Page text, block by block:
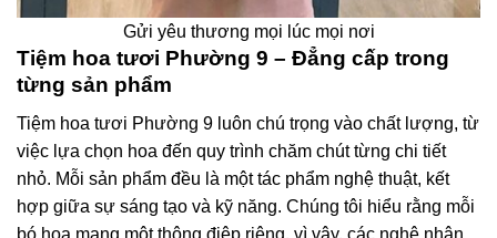
Gửi yêu thương mọi lúc mọi nơi
Tiệm hoa tươi Phường 9 – Đẳng cấp trong
từng sản phẩm
Tiệm hoa tươi Phường 9 luôn chú trọng vào chất lượng, từ
việc lựa chọn hoa đến quy trình chăm chút từng chi tiết
nhỏ. Mỗi sản phẩm đều là một tác phẩm nghệ thuật, kết
hợp giữa sự sáng tạo và kỹ năng. Chúng tôi hiểu rằng mỗi
bó hoa mang một thông điệp riêng, vì vậy, các nghệ nhân